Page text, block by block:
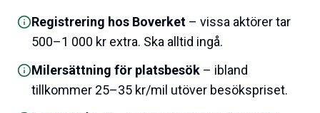
Registrering hos Boverket – vissa aktörer tar
500–1 000 kr extra. Ska alltid ingå.
Milersättning för platsbesök – ibland
tillkommer 25–35 kr/mil utöver besökspriset.